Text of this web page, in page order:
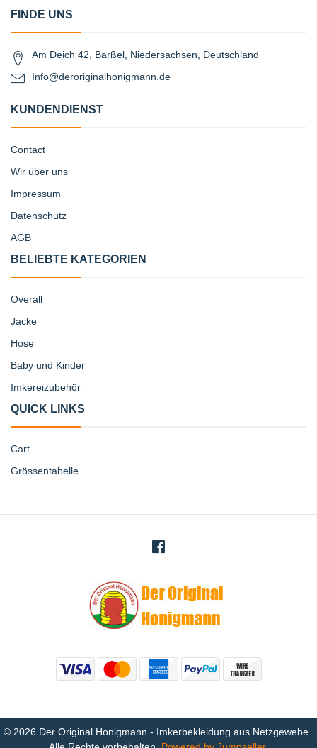
FINDE UNS
Am Deich 42, Barßel, Niedersachsen, Deutschland
Info@deroriginalhonigmann.de
KUNDENDIENST
Contact
Wir über uns
Impressum
Datenschutz
AGB
BELIEBTE KATEGORIEN
Overall
Jacke
Hose
Baby und Kinder
Imkereizubehör
QUICK LINKS
Cart
Grössentabelle
© 2026 Der Original Honigmann - Imkerbekleidung aus Netzgewebe..